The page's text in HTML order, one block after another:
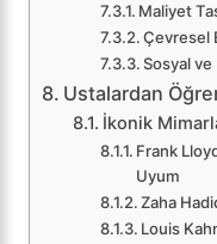
Maliyet
Çevresel
Sosyal
Ustalardan
İkonik
Frank
Uyum
Zaha
Louis